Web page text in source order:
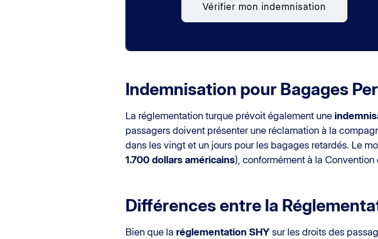
Vérifier mon indemnisation
Indemnisation pour Bagages
La réglementation turque prévoit également une
passagers doivent présenter une réclamation à la
dans les vingt et un jours pour les bagages retardés. Le
1.700 dollars américains), conformément à la Convention
Différences entre la
Bien que la réglementation SHY sur les droits des